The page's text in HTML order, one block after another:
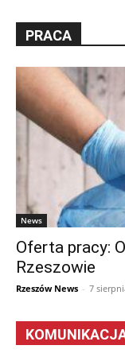
PRACA
News
Oferta pracy:
Rzeszowie
Rzeszów News - 7